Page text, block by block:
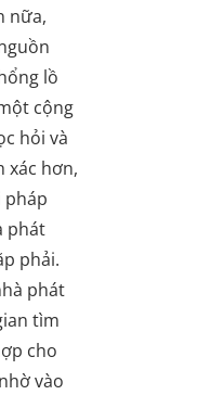
nữa,
lồ
cộng
hỏi và
xác hơn,
pháp
phát
phải.
phát
tìm
cho
vào